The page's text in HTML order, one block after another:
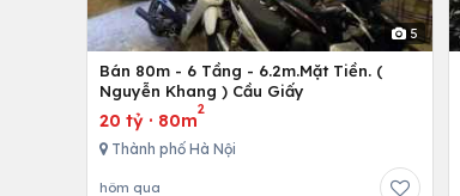
5
Bán 80m - 6 Tầng - 6.2m.Mặt Tiền. (
Nguyễn Khang ) Cầu Giấy
20 tỷ · 80m
2
Thành phố Hà Nội
hôm qua